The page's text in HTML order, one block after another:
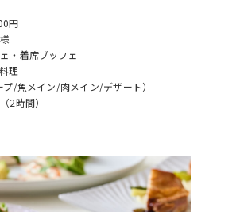
円
・着席ブッフェ
理
プ/魚メイン/肉メイン/デザート）
2時間）